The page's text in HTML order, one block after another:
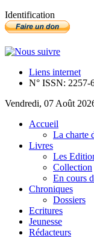
Identification
Liens internet
N° ISSN: 2257-
Vendredi, 07 Août
Accueil
La charte
Livres
Les
Collection
En cours
Chroniques
Dossiers
Ecritures
Jeunesse
Rédacteurs